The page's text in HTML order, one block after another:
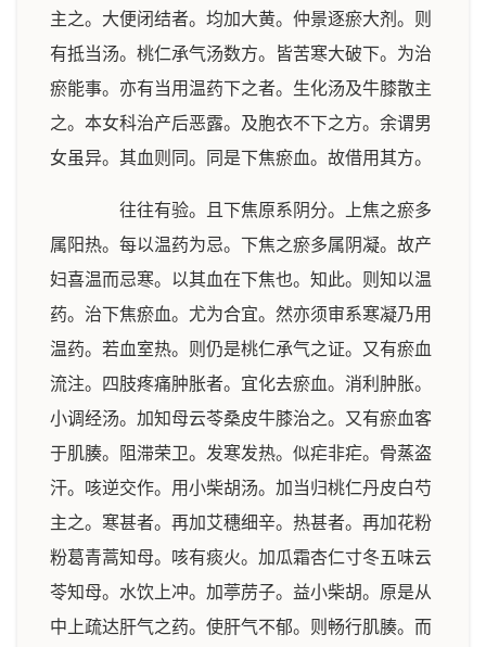
主之。大便闭结者。均加大黄。仲景逐瘀大剂。则
有抵当汤。桃仁承气汤数方。皆苦寒大破下。为治
瘀能事。亦有当用温药下之者。生化汤及牛膝散主
之。本女科治产后恶露。及胞衣不下之方。余谓男
女虽异。其血则同。同是下焦瘀血。故借用其方。
往往有验。且下焦原系阴分。上焦之瘀多
属阳热。每以温药为忌。下焦之瘀多属阴凝。故产
妇喜温而忌寒。以其血在下焦也。知此。则知以温
药。治下焦瘀血。尤为合宜。然亦须审系寒凝乃用
温药。若血室热。则仍是桃仁承气之证。又有瘀血
流注。四肢疼痛肿胀者。宜化去瘀血。消利肿胀。
小调经汤。加知母云苓桑皮牛膝治之。又有瘀血客
于肌腠。阻滞荣卫。发寒发热。似疟非疟。骨蒸盗
汗。咳逆交作。用小柴胡汤。加当归桃仁丹皮白芍
主之。寒甚者。再加艾穗细辛。热甚者。再加花粉
粉葛青蒿知母。咳有痰火。加瓜霜杏仁寸冬五味云
苓知母。水饮上冲。加葶苈子。益小柴胡。原是从
中上疏达肝气之药。使肝气不郁。则畅行肌腠。而